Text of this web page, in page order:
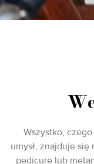
Wszystko,
umysł, znajduje
pedicure lub